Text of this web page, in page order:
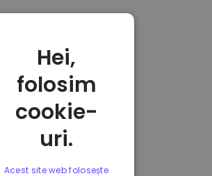
Hei,
folosim
cookie-
uri.
Acest site web folosește